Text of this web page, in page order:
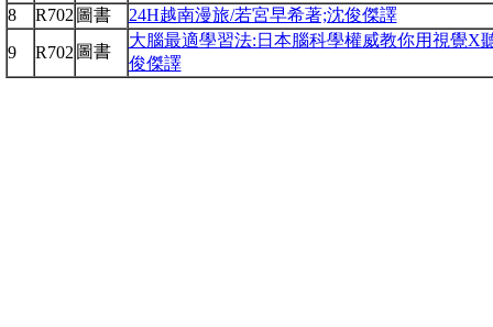
8
R702 圖書
24H越南漫旅/若宮早希著;沈俊傑譯
9
R702 圖書
大腦最適學習法:日本腦科學權威教你用視覺X
俊傑譯